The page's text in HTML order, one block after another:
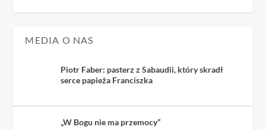
MEDIA O NAS
Piotr Faber: pasterz z Sabaudii, który skradł
serce papieża Franciszka
„W Bogu nie ma przemocy”